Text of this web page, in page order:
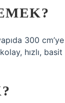
300
hızlı, basit